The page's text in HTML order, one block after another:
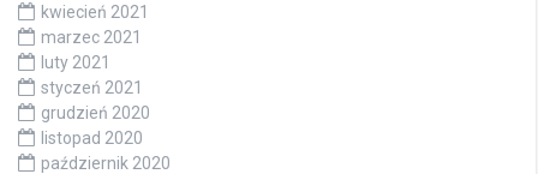
kwiecień 2021
marzec 2021
luty 2021
styczeń 2021
grudzień 2020
listopad 2020
październik 2020